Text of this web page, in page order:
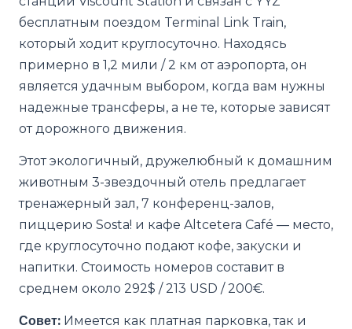
бесплатным поездом Terminal Link Train,
который ходит круглосуточно. Находясь
примерно в 1,2 мили / 2 км от аэропорта, он
является удачным выбором, когда вам нужны
надежные трансферы, а не те, которые зависят
от дорожного движения.
Этот экологичный, дружелюбный к домашним
животным 3-звездочный отель предлагает
тренажерный зал, 7 конференц-залов,
пиццерию Sosta! и кафе Altcetera Café — место,
где круглосуточно подают кофе, закуски и
напитки. Стоимость номеров составит в
среднем около 292$ / 213 USD / 200€.
Совет: Имеется как платная парковка, так и